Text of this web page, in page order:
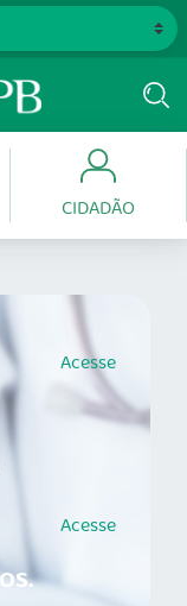
CIDADÃO
Acesse
Acesse